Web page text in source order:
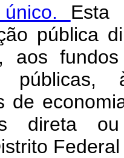
Esta
pública
aos
de
direta